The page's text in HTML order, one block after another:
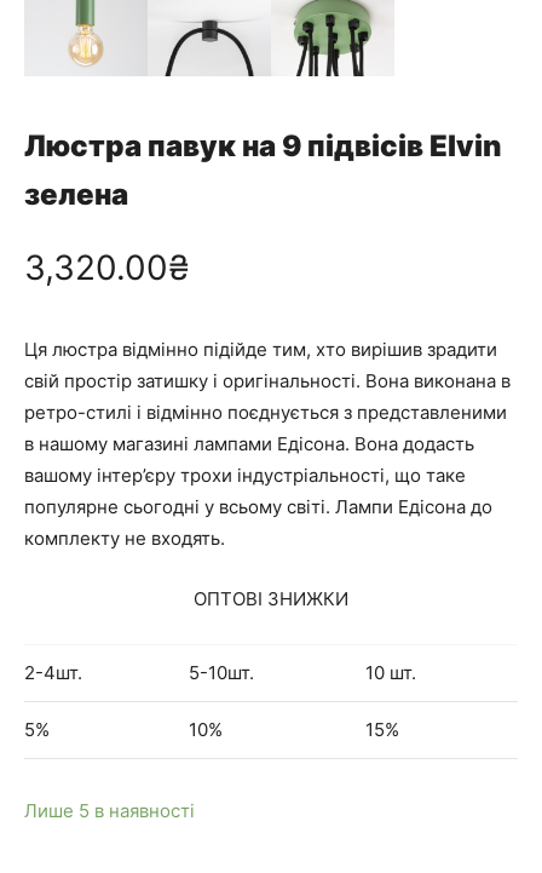
Люстра павук на 9 підвісів Elvin
зелена
3,320.00₴
Ця люстра відмінно підійде тим, хто вирішив зрадити
свій простір затишку і оригінальності. Вона виконана в
ретро-стилі і відмінно поєднується з представленими
в нашому магазині лампами Едісона. Вона додасть
вашому інтер’єру трохи індустріальності, що таке
популярне сьогодні у всьому світі. Лампи Едісона до
комплекту не входять.
ОПТОВІ ЗНИЖКИ
2-4шт. 5-10шт. 10 шт.
5% 10% 15%
Лише 5 в наявності